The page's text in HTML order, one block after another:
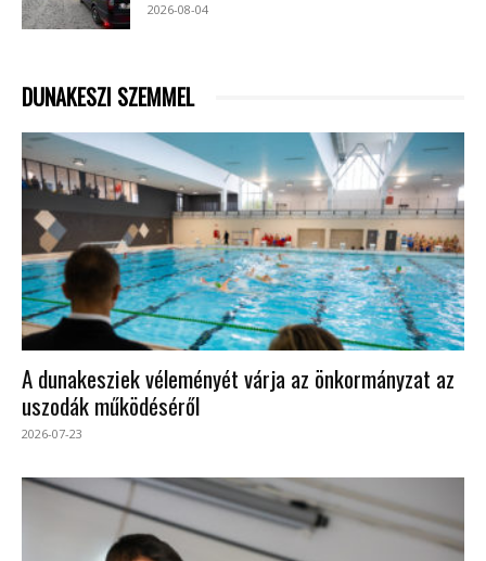
2026-08-04
DUNAKESZI SZEMMEL
A dunakesziek véleményét várja az önkormányzat az
uszodák működéséről
2026-07-23